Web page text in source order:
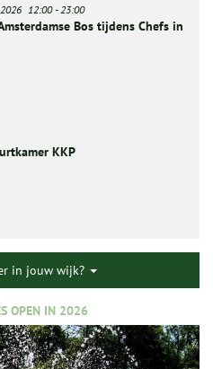
12:00- 23:00
Bos tijdens Chefs in
KKP
in jouw wijk?
OPEN IN 2026